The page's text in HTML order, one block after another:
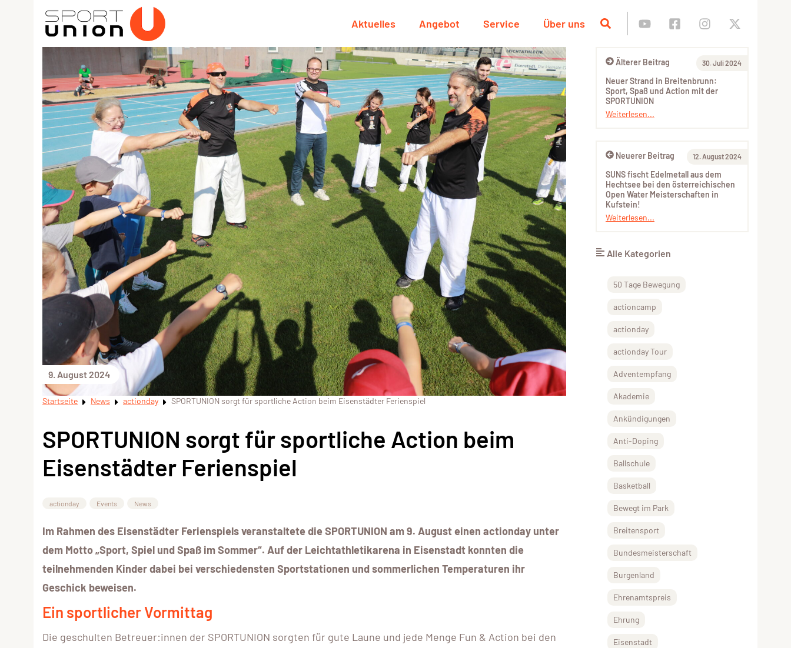
Aktuelles Angebot Service Über uns
9. August 2024
Startseite News actionday SPORTUNION sorgt für sportliche Action beim Eisenstädter Ferienspiel
SPORTUNION sorgt für sportliche Action beim
Eisenstädter Ferienspiel
actionday Events News
Im Rahmen des Eisenstädter Ferienspiels veranstaltete die SPORTUNION am 9. August einen actionday unter
dem Motto „Sport, Spiel und Spaß im Sommer“. Auf der Leichtathletikarena in Eisenstadt konnten die
teilnehmenden Kinder dabei bei verschiedensten Sportstationen und sommerlichen Temperaturen ihr
Geschick beweisen.
Ein sportlicher Vormittag
Die geschulten Betreuer:innen der SPORTUNION sorgten für gute Laune und jede Menge Fun & Action bei den
Älterer Beitrag 30. Juli 2024
Neuer Strand in Breitenbrunn:
Sport, Spaß und Action mit der
SPORTUNION
Weiterlesen...
Neuerer Beitrag 12. August 2024
SUNS fischt Edelmetall aus dem
Hechtsee bei den österreichischen
Open Water Meisterschaften in
Kufstein!
Weiterlesen...
Alle Kategorien
50 Tage Bewegung
actioncamp
actionday
actionday Tour
Adventempfang
Akademie
Ankündigungen
Anti-Doping
Ballschule
Basketball
Bewegt im Park
Breitensport
Bundesmeisterschaft
Burgenland
Ehrenamtspreis
Ehrung
Eisenstadt